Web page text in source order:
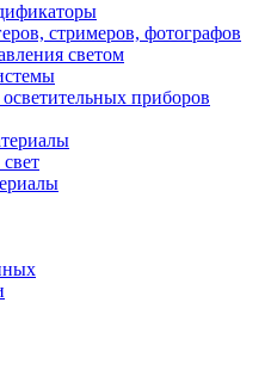
стримеров, фотографов
светом
приборов